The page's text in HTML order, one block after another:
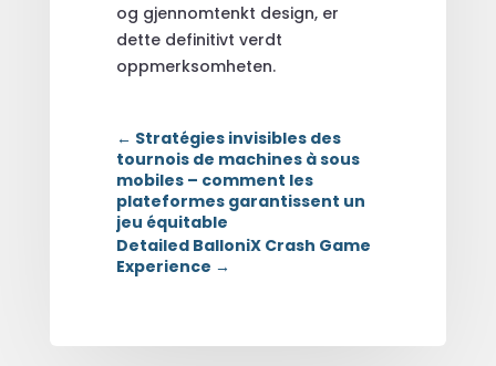
og gjennomtenkt design, er
dette definitivt verdt
oppmerksomheten.
← Stratégies invisibles des
tournois de machines à sous
mobiles – comment les
plateformes garantissent un
jeu équitable
Detailed BalloniX Crash Game
Experience →